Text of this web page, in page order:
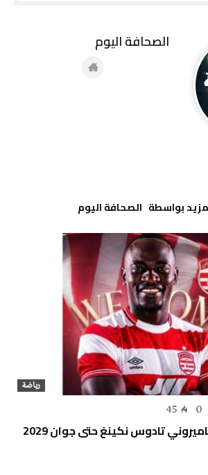
بواسطة‬ ‬ ‭ ‬الصحافة‭ ‬اليوم
رياضة
45
تادوس نكينغ حتى جوان 2029